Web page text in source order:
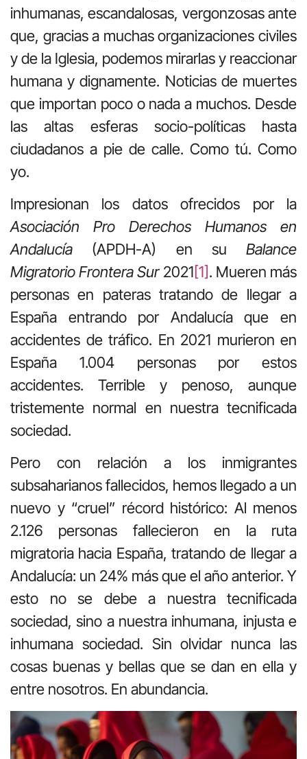
inhumanas, escandalosas, vergonzosas ante
que, gracias a muchas organizaciones civiles
y de la Iglesia, podemos mirarlas y reaccionar
humana y dignamente. Noticias de muertes
que importan poco o nada a muchos. Desde
las altas esferas socio-políticas hasta
ciudadanos a pie de calle. Como tú. Como
yo.
Impresionan los datos ofrecidos por la
Asociación Pro Derechos Humanos en
Andalucía (APDH-A) en su Balance
Migratorio Frontera Sur 2021[1]. Mueren más
personas en pateras tratando de llegar a
España entrando por Andalucía que en
accidentes de tráfico. En 2021 murieron en
España 1.004 personas por estos
accidentes. Terrible y penoso, aunque
tristemente normal en nuestra tecnificada
sociedad.
Pero con relación a los inmigrantes
subsaharianos fallecidos, hemos llegado a un
nuevo y “cruel” récord histórico: Al menos
2.126 personas fallecieron en la ruta
migratoria hacia España, tratando de llegar a
Andalucía: un 24% más que el año anterior. Y
esto no se debe a nuestra tecnificada
sociedad, sino a nuestra inhumana, injusta e
inhumana sociedad. Sin olvidar nunca las
cosas buenas y bellas que se dan en ella y
entre nosotros. En abundancia.